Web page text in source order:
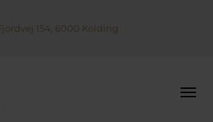
154, 6000 Kolding